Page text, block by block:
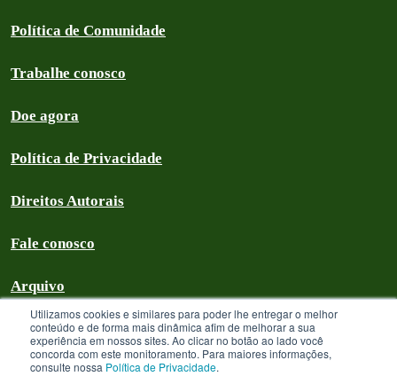
Utilizamos cookies e similares para poder lhe entregar o melhor
conteúdo e de forma mais dinâmica afim de melhorar a sua
experiência em nossos sites. Ao clicar no botão ao lado você
concorda com este monitoramento. Para maiores informações,
consulte nossa Política de Privacidade.
Política de Comunidade
Trabalhe conosco
Doe agora
Política de Privacidade
Direitos Autorais
Fale conosco
Arquivo
Greenpeace Brasil 2026